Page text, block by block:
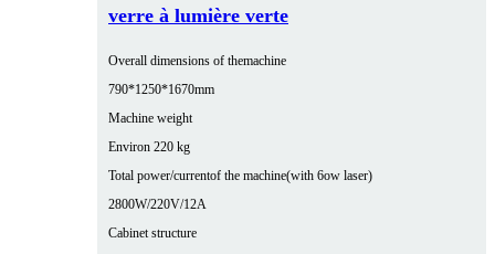
verre à lumière verte
Overall dimensions of themachine
790*1250*1670mm
Machine weight
Environ 220 kg
Total power/currentof the machine(with 6ow laser)
2800W/220V/12A
Cabinet structure